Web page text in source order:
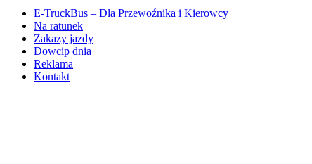
E-TruckBus – Dla Przewoźnika i Kierowcy
Na ratunek
Zakazy jazdy
Dowcip dnia
Reklama
Kontakt